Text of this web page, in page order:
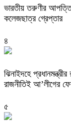
ভারতীয় তরুণীর
কলেজছাত্র গ্রেপ্তার
৪
ঝিনাইদহে
রাজনীতিই আ’লীগের
৫